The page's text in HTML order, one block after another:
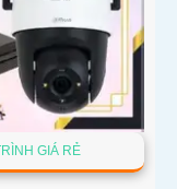
GIÁ RẺ